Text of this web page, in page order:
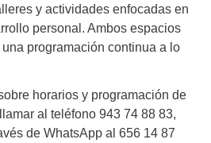
y actividades enfocadas en
personal. Ambos espacios
programación continua a lo
horarios y programación de
al teléfono 943 74 88 83,
de WhatsApp al 656 14 87